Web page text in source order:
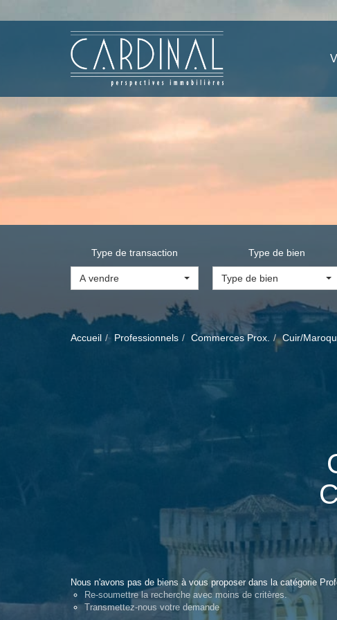
Type de transaction
A vendre
Type de bien
Type de bien
Accueil Professionnels Commerces Prox. Cuir/
Nous n'avons pas de biens à vous proposer dans la catégorie
Re-soumettre la recherche avec moins de critères.
Transmettez-nous votre demande